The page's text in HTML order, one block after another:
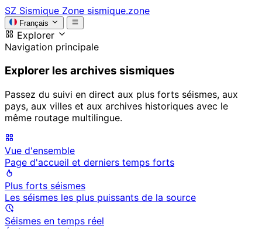
SZ Sismique Zone sismique.zone
Français
Explorer
Navigation principale
Explorer les archives sismiques
Passez du suivi en direct aux plus forts séismes, aux
pays, aux villes et aux archives historiques avec le
même routage multilingue.
Vue d'ensemble
Page d'accueil et derniers temps forts
Plus forts séismes
Les séismes les plus puissants de la source
Séismes en temps réel